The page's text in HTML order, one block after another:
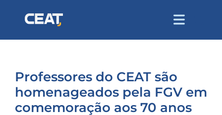
Professores do CEAT são
homenageados pela FGV em
comemoração aos 70 anos